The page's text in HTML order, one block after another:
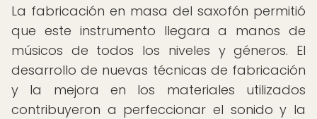
La fabricación en masa del saxofón permitió
que este instrumento llegara a manos de
músicos de todos los niveles y géneros. El
desarrollo de nuevas técnicas de fabricación
y la mejora en los materiales utilizados
contribuyeron a perfeccionar el sonido y la